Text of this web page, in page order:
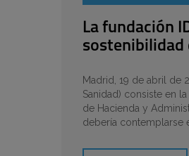
La fundación
sostenibilidad
Madrid, 19 de abril de
Sanidad) consiste en
de Hacienda y
debería contemplarse